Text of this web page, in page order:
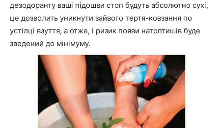
дезодоранту ваші підошви стоп будуть абсолютно сухі,
це дозволить уникнути зайвого тертя-ковзання по
устілці взуття, а отже, і ризик появи натоптишів буде
зведений до мінімуму.